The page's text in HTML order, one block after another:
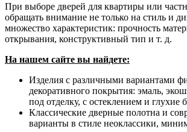
При выборе дверей для квартиры или
обращать внимание не только на стиль и
множество характеристик: прочность
открывания, конструктивный тип и т. д.
На нашем сайте вы найдете:
Изделия с различными вариантами
декоративного покрытия: эмаль,
под отделку, с остеклением и глухие
Классические дверные полотна и
варианты в стиле неоклассики,